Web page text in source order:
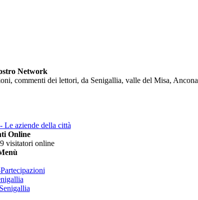
Network
commenti dei lettori, da Senigallia, valle del Misa, Ancona
Le aziende della città
Online
visitatori online